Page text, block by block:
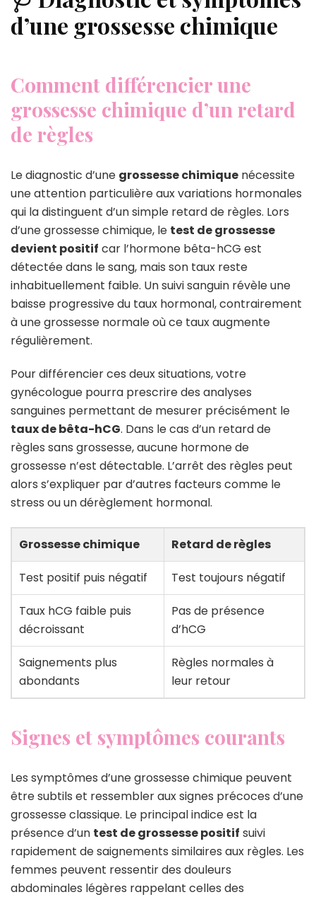
d’une grossesse chimique
Comment différencier une
grossesse chimique d’un retard
de règles
Le diagnostic d’une grossesse chimique nécessite
une attention particulière aux variations hormonales
qui la distinguent d’un simple retard de règles. Lors
d’une grossesse chimique, le test de grossesse
devient positif car l’hormone bêta-hCG est
détectée dans le sang, mais son taux reste
inhabituellement faible. Un suivi sanguin révèle une
baisse progressive du taux hormonal, contrairement
à une grossesse normale où ce taux augmente
régulièrement.
Pour différencier ces deux situations, votre
gynécologue pourra prescrire des analyses
sanguines permettant de mesurer précisément le
taux de bêta-hCG. Dans le cas d’un retard de
règles sans grossesse, aucune hormone de
grossesse n’est détectable. L’arrêt des règles peut
alors s’expliquer par d’autres facteurs comme le
stress ou un dérèglement hormonal.
Grossesse chimique Retard de règles
Test positif puis négatif Test toujours négatif
Taux hCG faible puis
décroissant
Pas de présence
d’hCG
Saignements plus
abondants
Règles normales à
leur retour
Signes et symptômes courants
Les symptômes d’une grossesse chimique peuvent
être subtils et ressembler aux signes précoces d’une
grossesse classique. Le principal indice est la
présence d’un test de grossesse positif suivi
rapidement de saignements similaires aux règles. Les
femmes peuvent ressentir des douleurs
abdominales légères rappelant celles des